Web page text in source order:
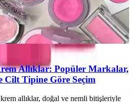
Allıklar: Popüler Markalar,
Cilt Tipine Göre Seçim
allıklar, doğal ve nemli bitişleriyle